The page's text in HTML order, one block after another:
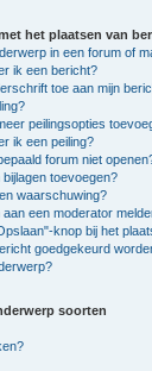
het plaatsen van
in een forum of
ik een bericht?
toe aan mijn
peilingsopties
ik een peiling?
forum niet
toevoegen?
waarschuwing?
een moderator
knop bij het
goedgekeurd
soorten